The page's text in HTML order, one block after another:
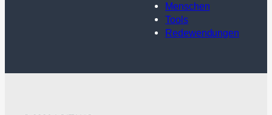
Menschen
Tools
Redewendungen